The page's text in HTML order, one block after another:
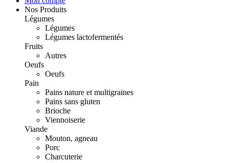
Nos Produits
Légumes
Légumes
Légumes lactofermentés
Fruits
Autres
Oeufs
Oeufs
Pain
Pains nature et multigraines
Pains sans gluten
Brioche
Viennoiserie
Viande
Mouton, agneau
Porc
Charcuterie